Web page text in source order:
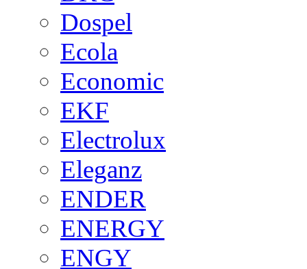
Dospel
Ecola
Economic
EKF
Electrolux
Eleganz
ENDER
ENERGY
ENGY